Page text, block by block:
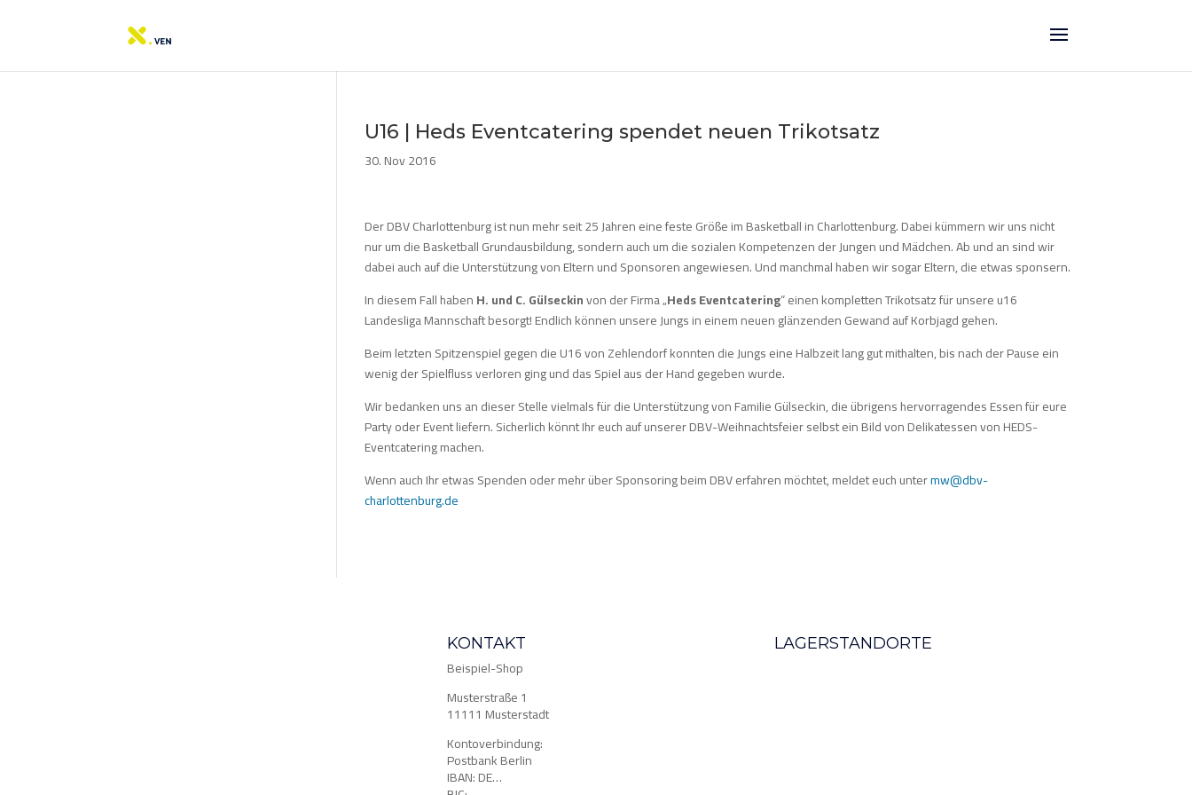
U16 | Heds Eventcatering spendet neuen Trikotsatz
30. Nov 2016
Der DBV Charlottenburg ist nun mehr seit 25 Jahren eine feste Größe im Basketball in Charlottenburg. Dabei kümmern wir uns nicht
nur um die Basketball Grundausbildung, sondern auch um die sozialen Kompetenzen der Jungen und Mädchen. Ab und an sind wir
dabei auch auf die Unterstützung von Eltern und Sponsoren angewiesen. Und manchmal haben wir sogar Eltern, die etwas sponsern.
In diesem Fall habenH. und C. Gülseckinvon der Firma „Heds Eventcatering“ einen kompletten Trikotsatz für unsere u16
Landesliga Mannschaft besorgt! Endlich können unsere Jungs in einem neuen glänzenden Gewand auf Korbjagd gehen.
Beim letzten Spitzenspiel gegen die U16 von Zehlendorf konnten die Jungs eine Halbzeit lang gut mithalten, bis nach der Pause ein
wenig der Spielfluss verloren ging und das Spiel aus der Hand gegeben wurde.
Wir bedanken uns an dieser Stelle vielmals für die Unterstützung von Familie Gülseckin, die übrigens hervorragendes Essen für eure
Party oder Event liefern. Sicherlich könnt Ihr euch auf unserer DBV-Weihnachtsfeier selbst ein Bild von Delikatessen von HEDS-
Eventcatering machen.
Wenn auch Ihr etwas Spenden oder mehr über Sponsoring beim DBV erfahren möchtet, meldet euch untermw@dbv-
charlottenburg.de
KONTAKT
Beispiel-Shop
Musterstraße 1
11111 Musterstadt
Kontoverbindung:
Postbank Berlin
IBAN: DE…
LAGERSTANDORTE